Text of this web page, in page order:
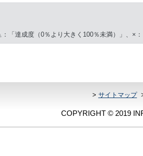
「達成度（0％より大きく100％未満）」、×
> サイトマップ
COPYRIGHT © 2019